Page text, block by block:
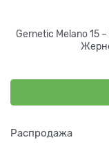
Gernetic Melano 15
Распродажа